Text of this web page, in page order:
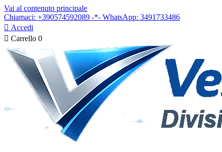
Vai al contenuto principale
Chiamaci: +390574592089 -*- WhatsApp: 3491733486
 Accedi
 Carrello 0